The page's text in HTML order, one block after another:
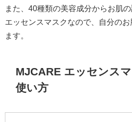
また、40種類の美容成分からお肌
エッセンスマスクなので、自分の
ます。
MJCARE エッセンス
使い方